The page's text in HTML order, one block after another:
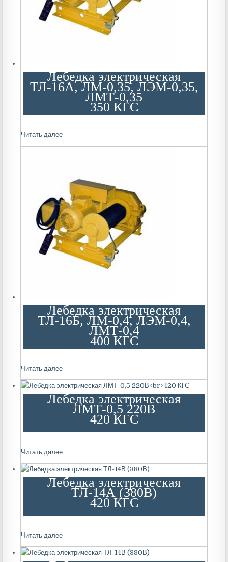
Лебедка электрическая
ТЛ-16А, ЛМ-0,35, ЛЭМ-0,35,
ЛМТ-0,35
350 КГС
Читать далее
Лебедка электрическая
ТЛ-16Б, ЛМ-0,4, ЛЭМ-0,4,
ЛМТ-0,4
400 КГС
Читать далее
Лебедка электрическая
ЛМТ-0,5 220В
420 КГС
Читать далее
Лебедка электрическая
ТЛ-14А (380В)
420 КГС
Читать далее